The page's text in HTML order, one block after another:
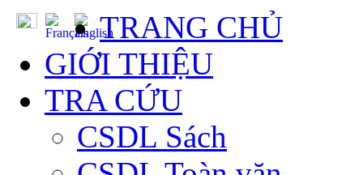
TRANG CHỦ
GIỚI THIỆU
TRA CỨU
CSDL Sách